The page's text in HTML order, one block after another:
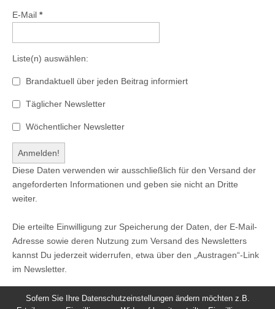
E-Mail *
Liste(n) auswählen:
Brandaktuell über jeden Beitrag informiert
Täglicher Newsletter
Wöchentlicher Newsletter
Diese Daten verwenden wir ausschließlich für den Versand der
angeforderten Informationen und geben sie nicht an Dritte
weiter.
Die erteilte Einwilligung zur Speicherung der Daten, der E-Mail-
Adresse sowie deren Nutzung zum Versand des Newsletters
kannst Du jederzeit widerrufen, etwa über den „Austragen“-Link
im Newsletter.
Sofern Sie Ihre Datenschutzeinstellungen ändern möchten z.B.